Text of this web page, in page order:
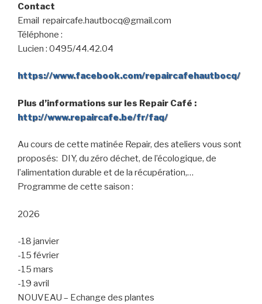
Contact
Email repaircafe.hautbocq@gmail.com
Téléphone :
Lucien : 0495/44.42.04
https://www.facebook.com/repaircafehautbocq/
Plus d’informations sur les Repair Café :
http://www.repaircafe.be/fr/faq/
Au cours de cette matinée Repair, des ateliers vous sont
proposés: DIY, du zéro déchet, de l’écologique, de
l’alimentation durable et de la récupération,…
Programme de cette saison :
2026
-18 janvier
-15 février
-15 mars
-19 avril
NOUVEAU – Echange des plantes